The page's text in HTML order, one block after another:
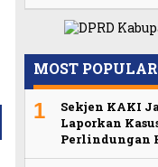
MOST POPULAR
1
Sekjen KAKI
Laporkan
Perlindungan